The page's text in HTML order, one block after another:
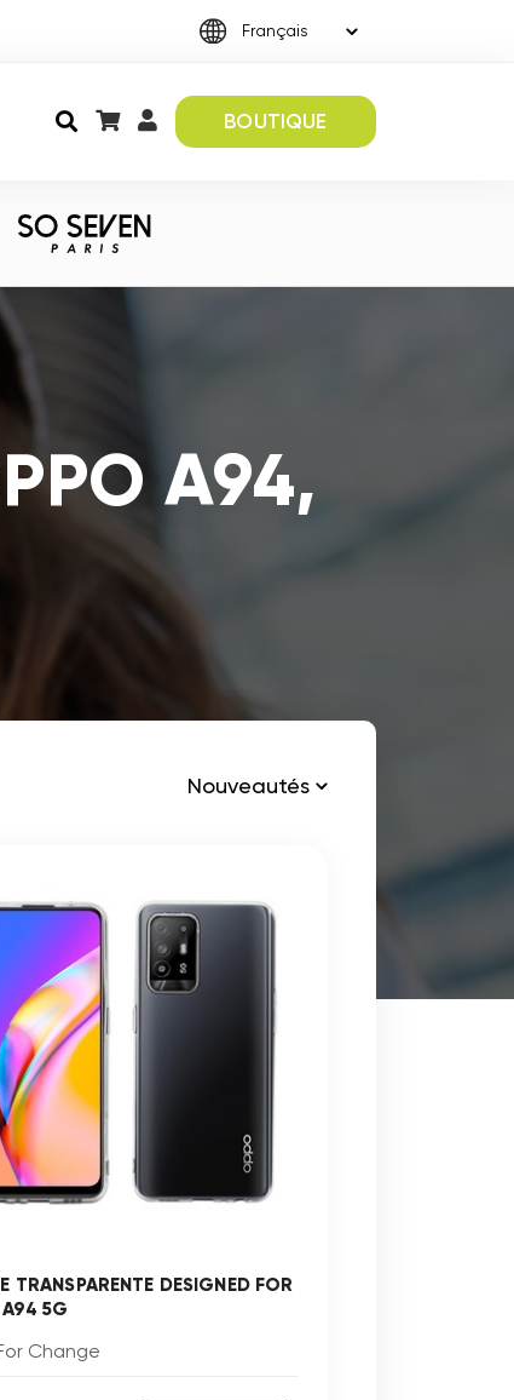
BOUTIQUE
A94,
TRANSPARENTE DESIGNED FOR
5G
Change